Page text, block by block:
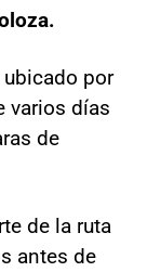
por
varios días
de
de la ruta
antes de